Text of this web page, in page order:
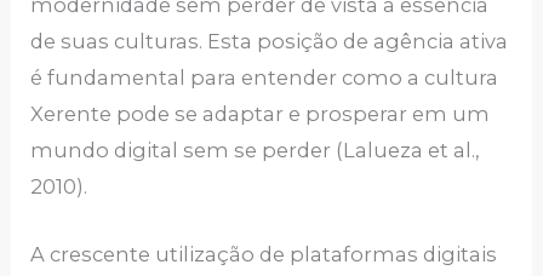
de suas culturas. Esta posição de agência ativa
é fundamental para entender como a cultura
Xerente pode se adaptar e prosperar em um
mundo digital sem se perder (Lalueza et al.,
2010).
A crescente utilização de plataformas digitais